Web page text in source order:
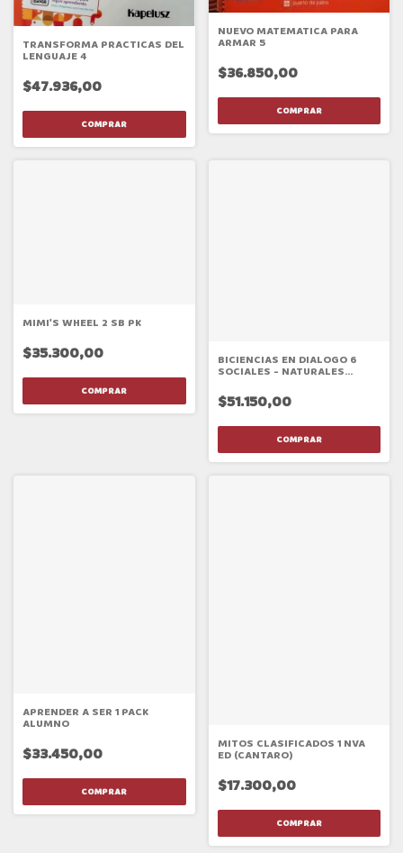
TRANSFORMA PRACTICAS DEL
LENGUAJE 4
$47.936,00
NUEVO MATEMATICA PARA
ARMAR 5
$36.850,00
MIMI'S WHEEL 2 SB PK
$35.300,00 BICIENCIAS EN DIALOGO 6
SOCIALES - NATURALES
$51.150,00
APRENDER A SER 1 PACK
ALUMNO
$33.450,00
MITOS CLASIFICADOS 1 NVA
ED (CANTARO)
$17.300,00